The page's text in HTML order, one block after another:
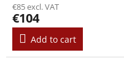
€85 excl. VAT
€104
Add to cart